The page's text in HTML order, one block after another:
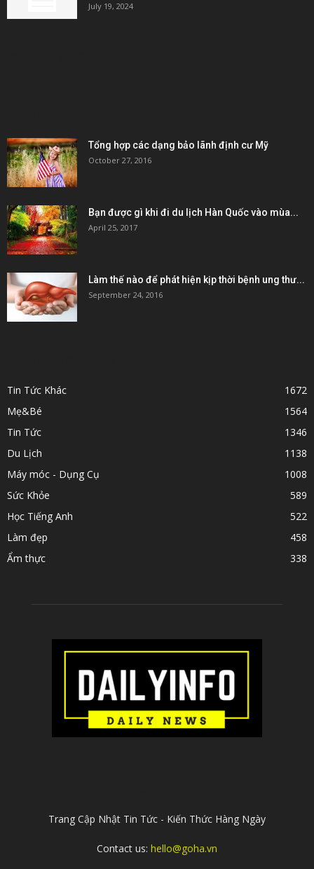
July 19, 2024
Tổng hợp các dạng bảo lãnh định cư Mỹ
October 27, 2016
Bạn được gì khi đi du lịch Hàn Quốc vào mùa...
April 25, 2017
Làm thế nào để phát hiện kịp thời bệnh ung thư...
September 24, 2016
Tin Tức Khác
1672
Mẹ&Bé
1564
Tin Tức
1346
Du Lịch
1138
Máy móc - Dụng Cụ
1008
Sức Khỏe
589
Học Tiếng Anh
522
Làm đẹp
458
Ẩm thực
338
Trang Cập Nhật Tin Tức - Kiến Thức Hàng Ngày
Contact us: hello@goha.vn